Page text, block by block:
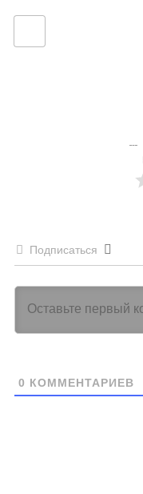
Подписаться
0 КОММЕНТАРИЕВ